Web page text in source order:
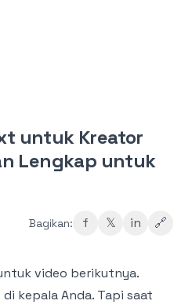
untuk Kreator
Lengkap untuk
Bagikan: f 𝕏 in 🔗
video berikutnya.
kepala Anda. Tapi saat